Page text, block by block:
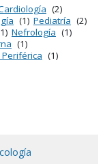
(2)
(1) Pediatría (2)
Nefrología (1)
(1)
(1)